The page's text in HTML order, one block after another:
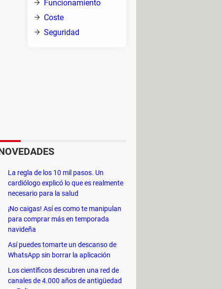
Funcionamiento
Coste
Seguridad
motores de voz, y
archivos o directamente
TXT, AZW, AZW3, CHM,
RTF, TCR, WPD, XLS y XLSX.
como WAV, MP3, MP4,
capacita a los usuarios para
La regla de los 10 mil pasos. Un
cardiólogo explicó lo que es realmente
necesario para la salud
¡No caigas! Así es como te manipulan
para comprar más en temporada
navideña
Así puedes tomarte un descanso de
WhatsApp sin borrar la aplicación
Los científicos descubren una red de
canales de 4.000 años de antigüedad